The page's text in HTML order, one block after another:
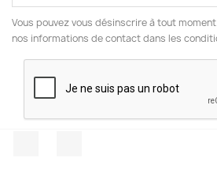
Vous pouvez vous désinscrire à tout
nos informations de contact dans les